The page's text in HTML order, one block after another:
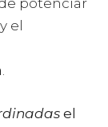
potenciar
y el
.
el